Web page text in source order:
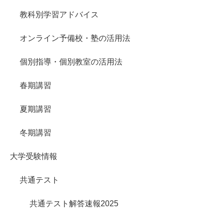
教科別学習アドバイス
オンライン予備校・塾の活用法
個別指導・個別教室の活用法
春期講習
夏期講習
冬期講習
大学受験情報
共通テスト
共通テスト解答速報2025